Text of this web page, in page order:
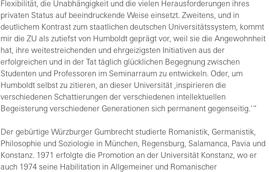
Flexibilität, die Unabhängigkeit und die vielen Herausforderungen ihres
privaten Status auf beeindruckende Weise einsetzt. Zweitens, und in
deutlichem Kontrast zum staatlichen deutschen Universitätssystem, kommt
mir die ZU als zutiefst von Humboldt geprägt vor, weil sie die Angewohnheit
hat, ihre weitestreichenden und ehrgeizigsten Initiativen aus der
erfolgreichen und in der Tat täglich glücklichen Begegnung zwischen
Studenten und Professoren im Seminarraum zu entwickeln. Oder, um
Humboldt selbst zu zitieren, an dieser Universität ,inspirieren die
verschiedenen Schattierungen der verschiedenen intellektuellen
Begeisterung verschiedener Generationen sich permanent gegenseitig.’“
Der gebürtige Würzburger Gumbrecht studierte Romanistik, Germanistik,
Philosophie und Soziologie in München, Regensburg, Salamanca, Pavia und
Konstanz. 1971 erfolgte die Promotion an der Universität Konstanz, wo er
auch 1974 seine Habilitation in Allgemeiner und Romanischer